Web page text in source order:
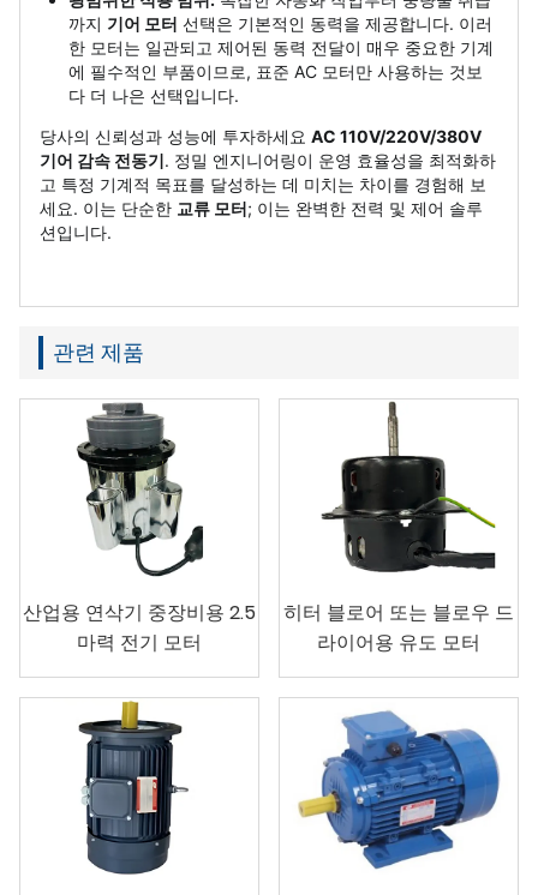
까지 기어 모터 선택은 기본적인 동력을 제공합니다. 이러
한 모터는 일관되고 제어된 동력 전달이 매우 중요한 기계
에 필수적인 부품이므로, 표준 AC 모터만 사용하는 것보
다 더 나은 선택입니다.
당사의 신뢰성과 성능에 투자하세요 AC 110V/220V/380V
기어 감속 전동기. 정밀 엔지니어링이 운영 효율성을 최적화하
고 특정 기계적 목표를 달성하는 데 미치는 차이를 경험해 보
세요. 이는 단순한 교류 모터; 이는 완벽한 전력 및 제어 솔루
션입니다.
관련 제품
산업용 연삭기 중장비용 2.5
마력 전기 모터
히터 블로어 또는 블로우 드
라이어용 유도 모터